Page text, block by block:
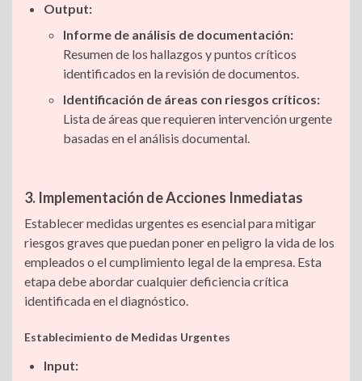
Output:
Informe de análisis de documentación:
Resumen de los hallazgos y puntos críticos
identificados en la revisión de documentos.
Identificación de áreas con riesgos críticos:
Lista de áreas que requieren intervención urgente
basadas en el análisis documental.
3. Implementación de Acciones Inmediatas
Establecer medidas urgentes es esencial para mitigar
riesgos graves que puedan poner en peligro la vida de los
empleados o el cumplimiento legal de la empresa. Esta
etapa debe abordar cualquier deficiencia crítica
identificada en el diagnóstico.
Establecimiento de Medidas Urgentes
Input: